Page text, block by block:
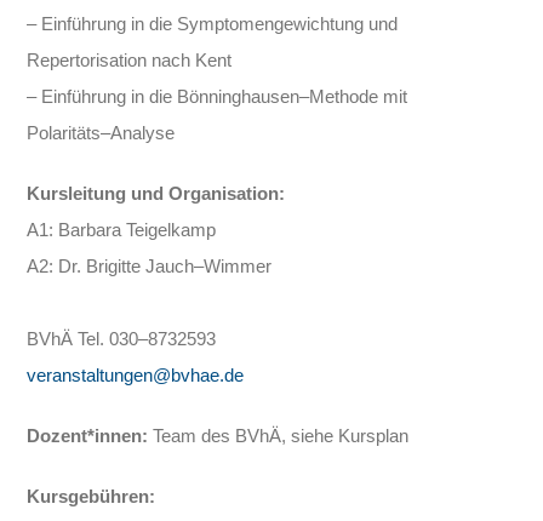
– Einführung in die Symptomengewichtung und
Repertorisation nach Kent
– Einführung in die Bönninghausen–Methode mit
Polaritäts–Analyse
Kursleitung undOrganisation:
A1: Barbara Teigelkamp
A2: Dr. Brigitte Jauch–Wimmer
BVhÄ Tel. 030–8732593
veranstaltungen@bvhae.de
Dozent*innen: Team des BVhÄ, siehe Kursplan
Kursgebühren: